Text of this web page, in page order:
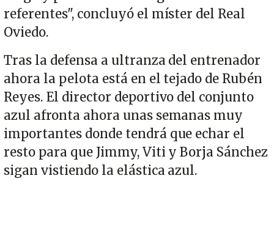
referentes", concluyó el míster del Real
Oviedo.
Tras la defensa a ultranza del entrenador
ahora la pelota está en el tejado de Rubén
Reyes. El director deportivo del conjunto
azul afronta ahora unas semanas muy
importantes donde tendrá que echar el
resto para que Jimmy, Viti y Borja Sánchez
sigan vistiendo la elástica azul.